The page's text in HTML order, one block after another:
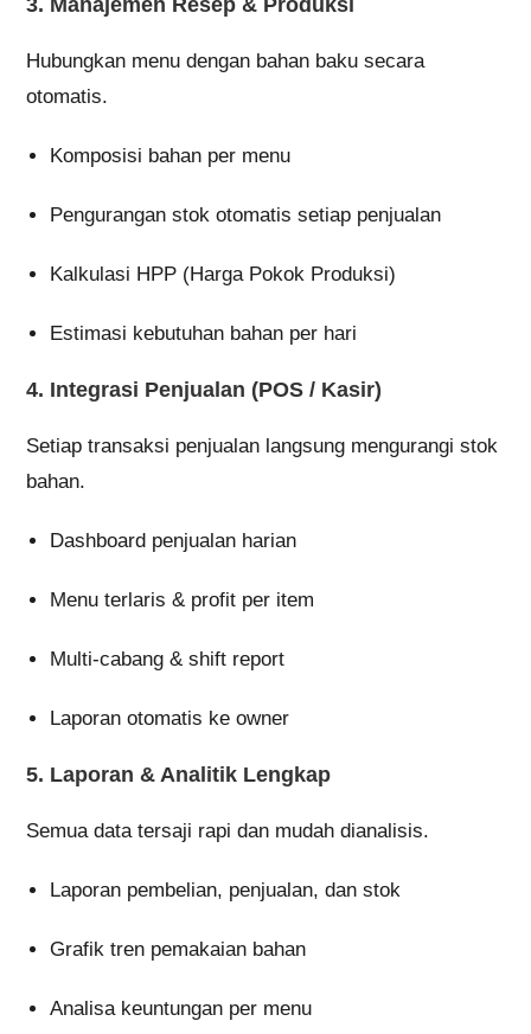
Hubungkan menu dengan bahan baku secara
otomatis.
Komposisi bahan per menu
Pengurangan stok otomatis setiap penjualan
Kalkulasi HPP (Harga Pokok Produksi)
Estimasi kebutuhan bahan per hari
4. Integrasi Penjualan (POS / Kasir)
Setiap transaksi penjualan langsung mengurangi stok
bahan.
Dashboard penjualan harian
Menu terlaris & profit per item
Multi-cabang & shift report
Laporan otomatis ke owner
5. Laporan & Analitik Lengkap
Semua data tersaji rapi dan mudah dianalisis.
Laporan pembelian, penjualan, dan stok
Grafik tren pemakaian bahan
Analisa keuntungan per menu